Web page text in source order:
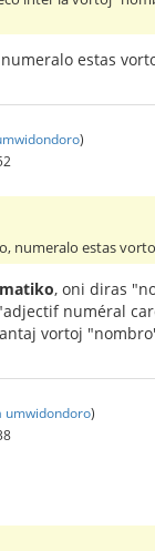
estas
)
numeralo estas
, oni diras
numéral
vortoj
umwidondoro)